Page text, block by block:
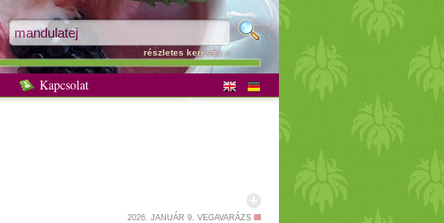
részletes keresés »
Kapcsolat
2026. JANUÁR 9. VEGAVARÁZS